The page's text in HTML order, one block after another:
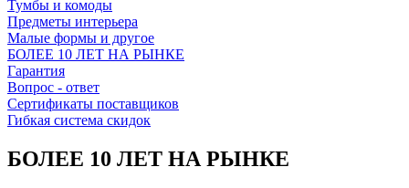
Тумбы и комоды
Предметы интерьера
Малые формы и другое
БОЛЕЕ 10 ЛЕТ НА РЫНКЕ
Гарантия
Вопрос - ответ
Сертификаты поставщиков
Гибкая система скидок
БОЛЕЕ 10 ЛЕТ НА РЫНКЕ